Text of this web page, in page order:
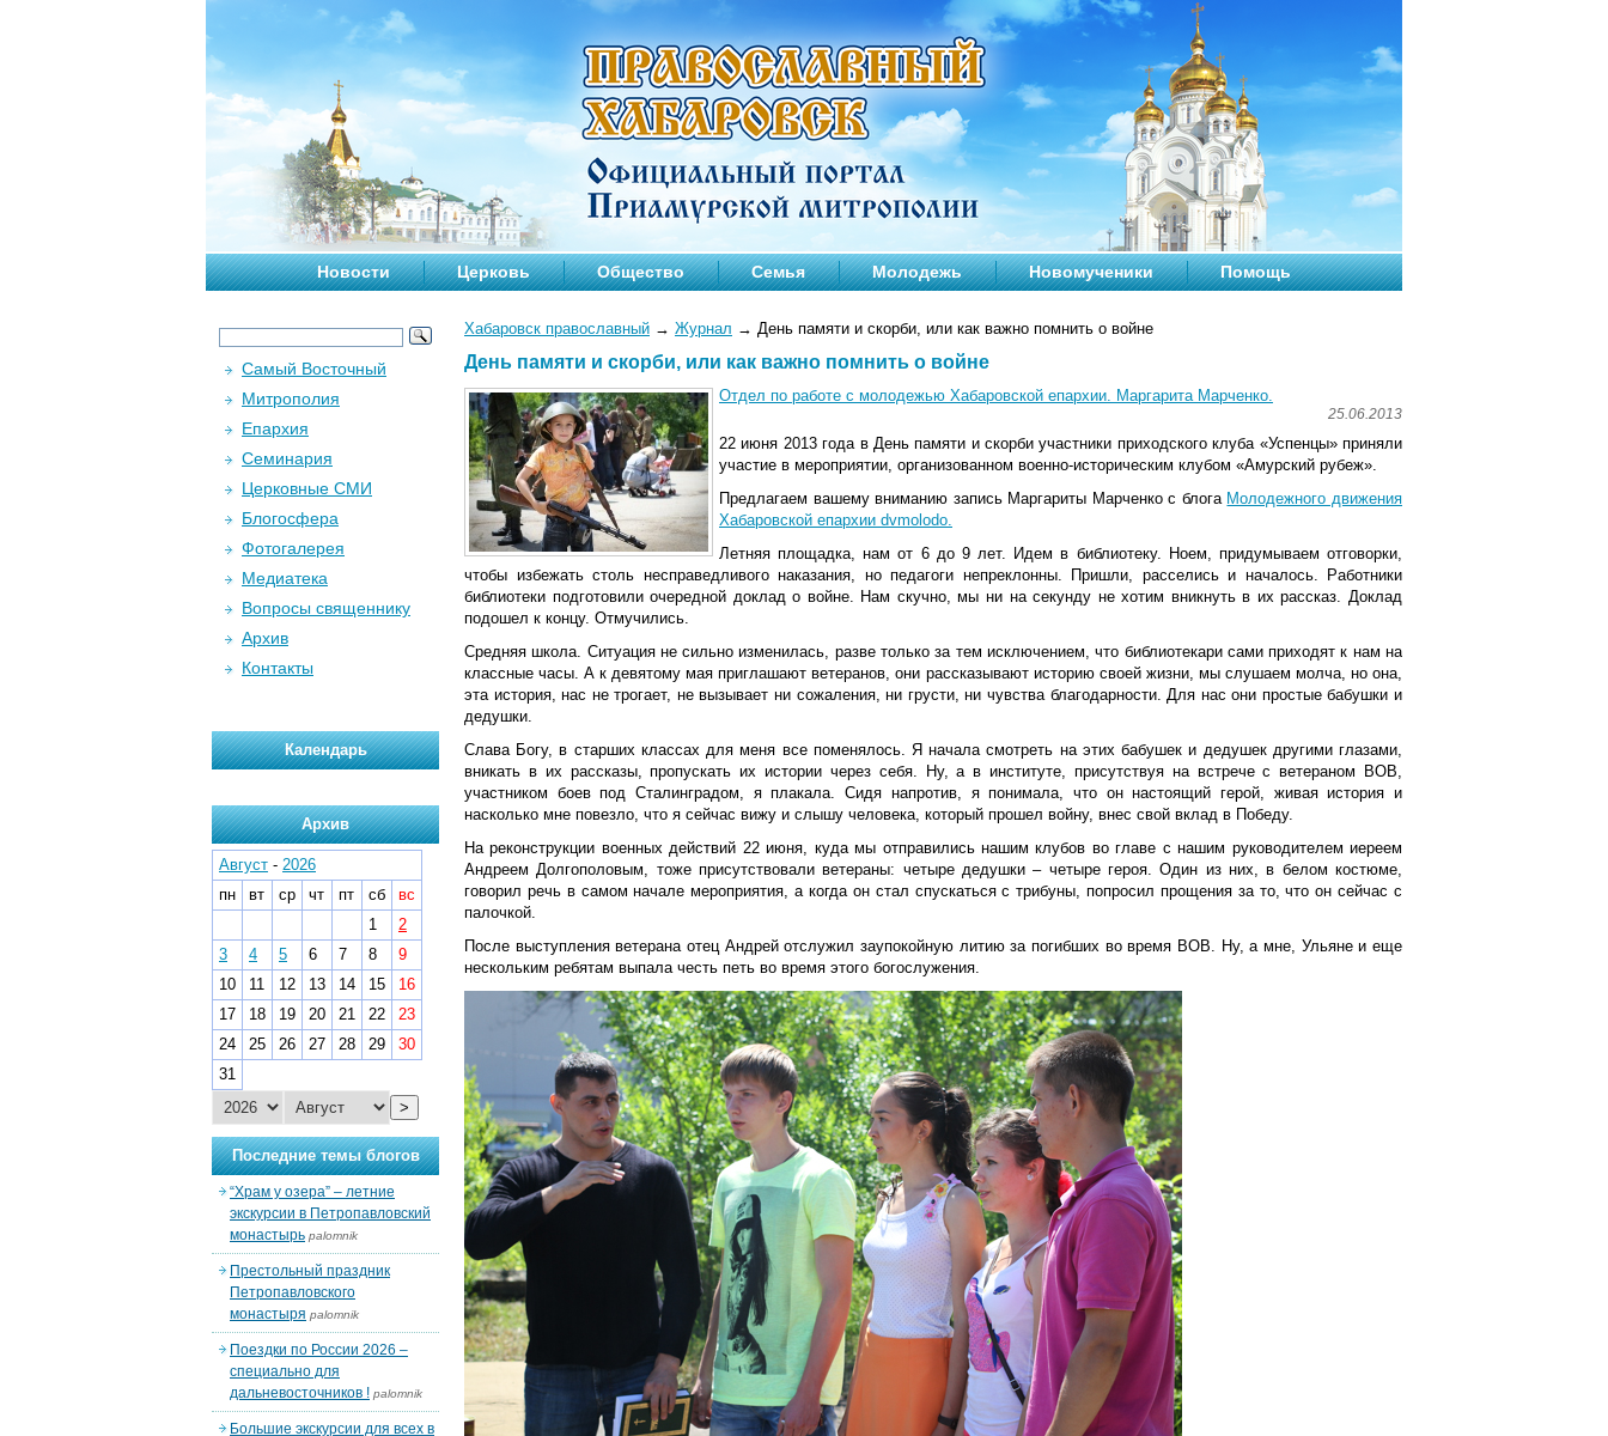
Новости Церковь Общество Семья Молодежь Новомученики Помощь
Хабаровск православный → Журнал → День памяти и скорби, или как важно помнить о войне
День памяти и скорби, или как важно помнить о войне
Отдел по работе с молодежью Хабаровской епархии. Маргарита Марченко.
25.06.2013
22 июня 2013 года в День памяти и скорби участники приходского клуба «Успенцы» приняли
участие в мероприятии, организованном военно-историческим клубом «Амурский рубеж».
Предлагаем вашему вниманию запись Маргариты Марченко с блога Молодежного движения
Хабаровской епархии dvmolodo.
Летняя площадка, нам от 6 до 9 лет. Идем в библиотеку. Ноем, придумываем отговорки,
чтобы избежать столь несправедливого наказания, но педагоги непреклонны. Пришли, расселись и началось. Работники
библиотеки подготовили очередной доклад о войне. Нам скучно, мы ни на секунду не хотим вникнуть в их рассказ. Доклад
подошел к концу. Отмучились.
Средняя школа. Ситуация не сильно изменилась, разве только за тем исключением, что библиотекари сами приходят к нам на
классные часы. А к девятому мая приглашают ветеранов, они рассказывают историю своей жизни, мы слушаем молча, но она,
эта история, нас не трогает, не вызывает ни сожаления, ни грусти, ни чувства благодарности. Для нас они простые бабушки и
дедушки.
Слава Богу, в старших классах для меня все поменялось. Я начала смотреть на этих бабушек и дедушек другими глазами,
вникать в их рассказы, пропускать их истории через себя. Ну, а в институте, присутствуя на встрече с ветераном ВОВ,
участником боев под Сталинградом, я плакала. Сидя напротив, я понимала, что он настоящий герой, живая история и
насколько мне повезло, что я сейчас вижу и слышу человека, который прошел войну, внес свой вклад в Победу.
На реконструкции военных действий 22 июня, куда мы отправились нашим клубов во главе с нашим руководителем иереем
Андреем Долгополовым, тоже присутствовали ветераны: четыре дедушки – четыре героя. Один из них, в белом костюме,
говорил речь в самом начале мероприятия, а когда он стал спускаться с трибуны, попросил прощения за то, что он сейчас с
палочкой.
После выступления ветерана отец Андрей отслужил заупокойную литию за погибших во время ВОВ. Ну, а мне, Ульяне и еще
нескольким ребятам выпала честь петь во время этого богослужения.
Самый Восточный
Митрополия
Епархия
Семинария
Церковные СМИ
Блогосфера
Фотогалерея
Медиатека
Вопросы священнику
Архив
Контакты
Календарь
Архив
Август - 2026
пн
вт ср чт пт сб
вс
1
2
3
4 5 6 7 8
9
10
11 12 13 14 15
16
17
18 19 20 21 22
23
24
25 26 27 28 29
30
31
>
Последние темы блогов
“Храм у озера” – летние
экскурсии в Петропавловский
монастырь palomnik
Престольный праздник
Петропавловского
монастыря palomnik
Поездки по России 2026 –
специально для
дальневосточников ! palomnik
Большие экскурсии для всех в